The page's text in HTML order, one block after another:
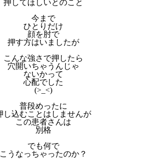
押してほしいとのこと
今まで
ひとりだけ
顔を肘で
押す方はいましたが
こんな強さで押したら
穴開いちゃうんじゃ
ないかって
心配でした
(>_<)
普段めったに
し込むことはしませんが
この患者さんは
別格
でも何で
こうなっちゃったのか？